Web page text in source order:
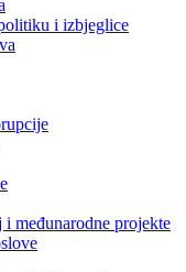
i izbjeglice
i međunarodne projekte